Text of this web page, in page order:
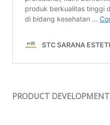
PRODUCT DEVELOPMENT